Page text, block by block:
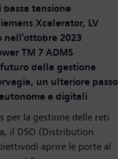
tensione
Xcelerator, LV
nell'ottobre 2023
TM 7 ADMS
della gestione
un ulteriore passo
e digitali
per la gestione delle reti
il DSO (Distribution
aprire le porte al